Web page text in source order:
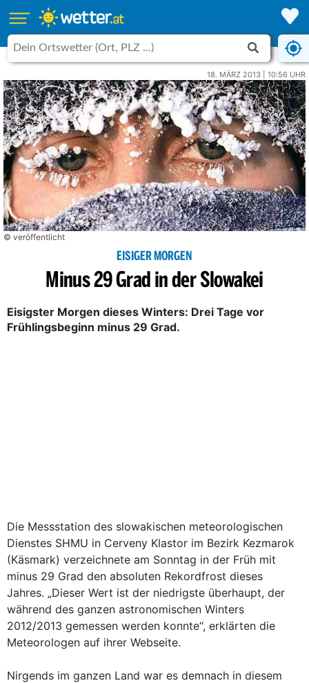
18. MÄRZ 2013 | 10:56 UHR
© veröffentlicht
EISIGER MORGEN
Minus 29 Grad in der Slowakei
Eisigster Morgen dieses Winters: Drei Tage vor
Frühlingsbeginn minus 29 Grad.
Die Messstation des slowakischen meteorologischen
Dienstes SHMU in Cerveny Klastor im Bezirk Kezmarok
(Käsmark) verzeichnete am Sonntag in der Früh mit
minus 29 Grad den absoluten Rekordfrost dieses
Jahres. „Dieser Wert ist der niedrigste überhaupt, der
während des ganzen astronomischen Winters
2012/2013 gemessen werden konnte“, erklärten die
Meteorologen auf ihrer Webseite.
Nirgends im ganzen Land war es demnach in diesem